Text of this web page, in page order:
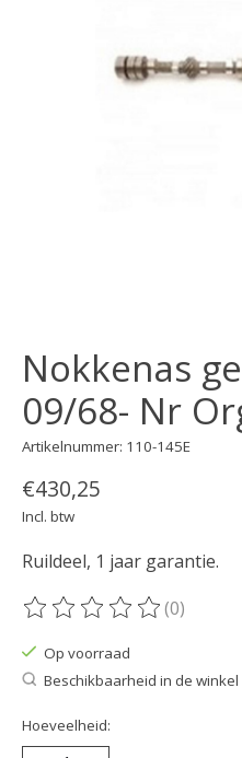
Nokkenas
09/68- Nr
Artikelnummer: 110-145E
€430,25
Incl. btw
Ruildeel, 1 jaar garantie.
De beoordeling van dit
(0)
Op voorraad
Beschikbaarheid in de
Hoeveelheid: